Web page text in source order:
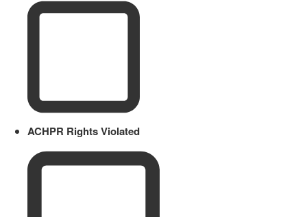
ACHPR Rights Violated